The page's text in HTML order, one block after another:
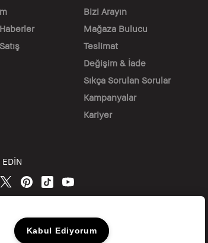
Bizi Arayın
Mağaza Bulucu
Teslimat
Değişim & İade
Sıkça Sorulan Sorular
Kampanyalar
Kariyer
Kozmetik. Tüm hakları saklıdır.
Kabul Ediyorum